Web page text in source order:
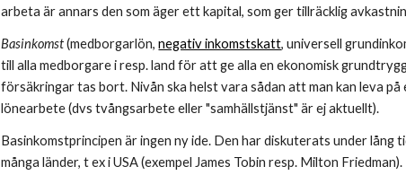
arbeta är annars den som äger ett kapital, som ger tillräcklig
Basinkomst (medborgarlön, negativ inkomstskatt, universell
till alla medborgare i resp. land för att ge alla en ekonomisk
försäkringar tas bort. Nivån ska helst vara sådan att man kan leva
lönearbete (dvs tvångsarbete eller "samhällstjänst" är ej aktuellt).
Basinkomstprincipen är ingen ny ide. Den har diskuterats under
många länder, t ex i USA (exempel James Tobin resp. Milton Friedman).